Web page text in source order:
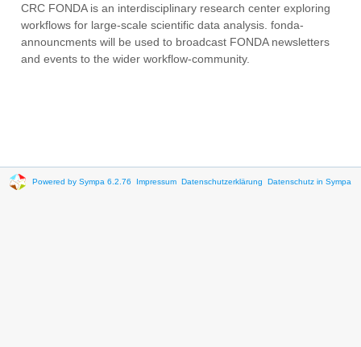
CRC FONDA is an interdisciplinary research center exploring
workflows for large-scale scientific data analysis. fonda-
announcments will be used to broadcast FONDA newsletters
and events to the wider workflow-community.
Powered by Sympa 6.2.76 Impressum Datenschutzerklärung Datenschutz in Sympa